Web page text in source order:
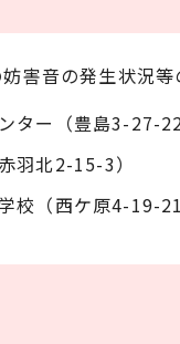
害音の発生状況
ター（豊島3-27-22
羽北2-15-3）
校（西ケ原4-19-21